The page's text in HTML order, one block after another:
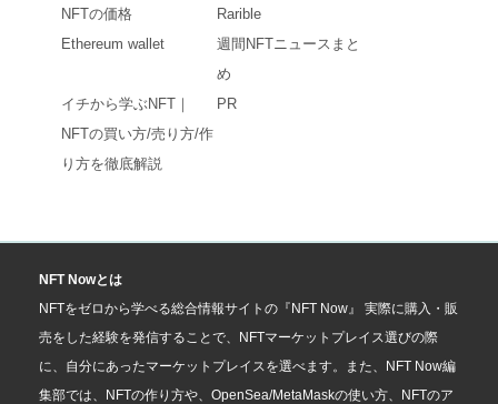
NFTの価格
Rarible
Ethereum wallet
週間NFTニュースまと
め
イチから学ぶNFT｜
NFTの買い方/売り方/作
り方を徹底解説
PR
NFT Nowとは
NFTをゼロから学べる総合情報サイトの『NFT Now』 実際に購入・販
売をした経験を発信することで、NFTマーケットプレイス選びの際
に、自分にあったマーケットプレイスを選べます。また、NFT Now編
集部では、NFTの作り方や、OpenSea/MetaMaskの使い方、NFTのア